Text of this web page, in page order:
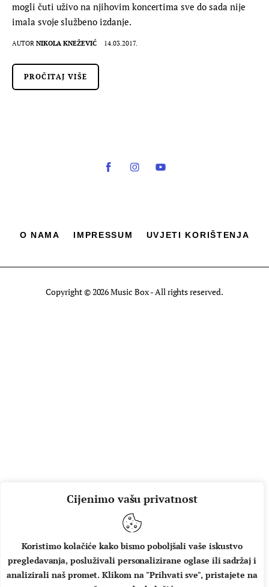
Cijenimo vašu privatnost
Koristimo kolačiće kako bismo poboljšali vaše iskustvo
pregledavanja, posluživali personalizirane oglase ili sadržaj i
analizirali naš promet. Klikom na "Prihvati sve", pristajete na
mogli čuti uživo na njihovim koncertima sve do sada nije
imala svoje službeno izdanje.
AUTOR NIKOLA KNEŽEVIĆ 14.03.2017.
PROČITAJ VIŠE
O NAMA IMPRESSUM UVJETI KORIŠTENJA
Copyright © 2026 Music Box - All rights reserved.